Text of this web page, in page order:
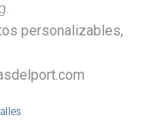
personalizables,